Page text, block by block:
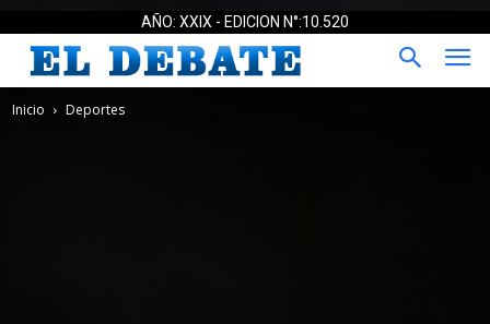
AÑO: XXIX - EDICION N°:10.520
Inicio Deportes